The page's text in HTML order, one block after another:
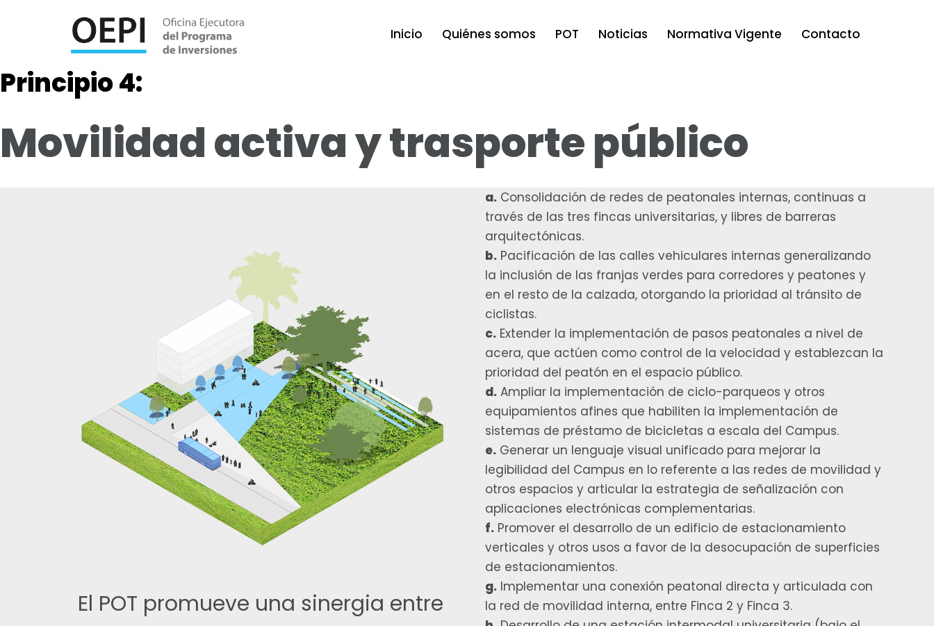
contenido
Inicio Quiénes somos POT Noticias Normativa Vigente Contacto
Principio 4:
Movilidad activa y trasporte público
El POT promueve una sinergia entre
a.Consolidación de redes de peatonales internas, continuas a
través de las tres fincas universitarias, y libres de barreras
arquitectónicas.
b.Pacificación de las calles vehiculares internas generalizando
la inclusión de las franjas verdes para corredores y peatones y
en el resto de la calzada, otorgando la prioridad al tránsito de
ciclistas.
c.Extender la implementación de pasos peatonales a nivel de
acera, que actúen como control de la velocidad y establezcan la
prioridad del peatón en el espacio público.
d.Ampliar la implementación de ciclo-parqueos y otros
equipamientos afines que habiliten la implementación de
sistemas de préstamo de bicicletas a escala del Campus.
e.Generar un lenguaje visual unificado para mejorar la
legibilidad del Campus en lo referente a las redes de movilidad y
otros espacios y articular la estrategia de señalización con
aplicaciones electrónicas complementarias.
f.Promover el desarrollo de un edificio de estacionamiento
verticales y otros usos a favor de la desocupación de superficies
de estacionamientos.
g.Implementar una conexión peatonal directa y articulada con
la red de movilidad interna, entre Finca 2 y Finca 3.